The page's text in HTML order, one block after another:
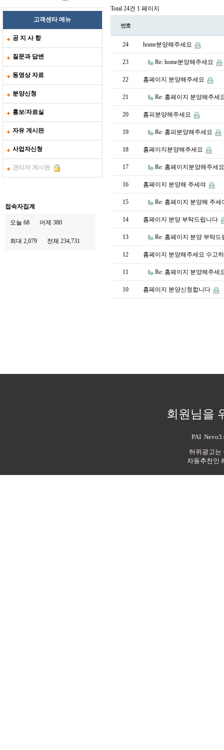
고객센타 메뉴
공 지 사 항
질문과 답변
동영상 자료
분양신청
홍보/자료실
자유 게시판
사업자신청
관리자 게시판
접속자집계
오늘 68 어제 380
최대 2,079 전체 234,731
Total 24건 1 페이지
번호
24 home분양해주세요
23 Re: home분양해주세요
22 홈페이지 분양해주세요
21 Re: 홈페이지 분양해주세
20 홈피분양해주세요
19 Re: 홈피분양해주세요
18 홈페이지분양해주세요
17 Re: 홈페이지분양해주세
16 홈페이지 분양해 주세여
15 Re: 홈페이지 분양해 주
14 홈페이지 분양 부탁드립니다
13 Re: 홈페이지 분양 부탁
12 홈페이지 분양해주세요 수고
11 Re: 홈페이지 분양해주
10 홈페이지 분양신청합니다
회원님을
PAI
허위광고는
자동추천인